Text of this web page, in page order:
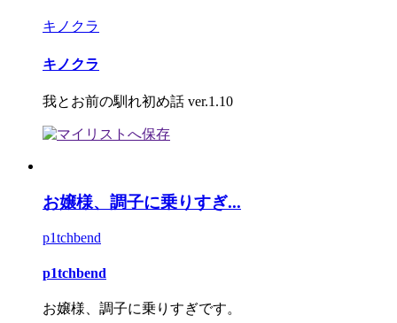
キノクラ
キノクラ
我とお前の馴れ初め話 ver.1.10
お嬢様、調子に乗りすぎ...
p1tchbend
p1tchbend
お嬢様、調子に乗りすぎです。